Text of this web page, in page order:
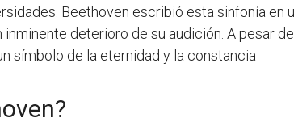
Beethoven escribió esta sinfonía en
deterioro de su audición. A pesar
símbolo de la eternidad y la constancia